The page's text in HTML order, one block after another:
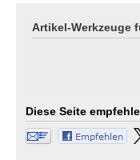
Artikel-Werkzeuge
Diese Seite